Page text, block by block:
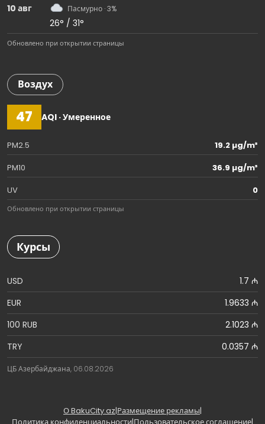
10 авг Пасмурно · 3%
26° / 31°
Обновлено при открытии страницы
Воздух
47 AQI · Умеренное
PM2.5
19.2 µg/m³
PM10
36.9 µg/m³
UV
0
Обновлено при открытии страницы
Курсы
USD
1.7 ₼
EUR
1.9633 ₼
100 RUB
2.1023 ₼
TRY
0.0357 ₼
ЦБ Азербайджана, 06.08.2026
О BakuCity.az|Размещение рекламы|